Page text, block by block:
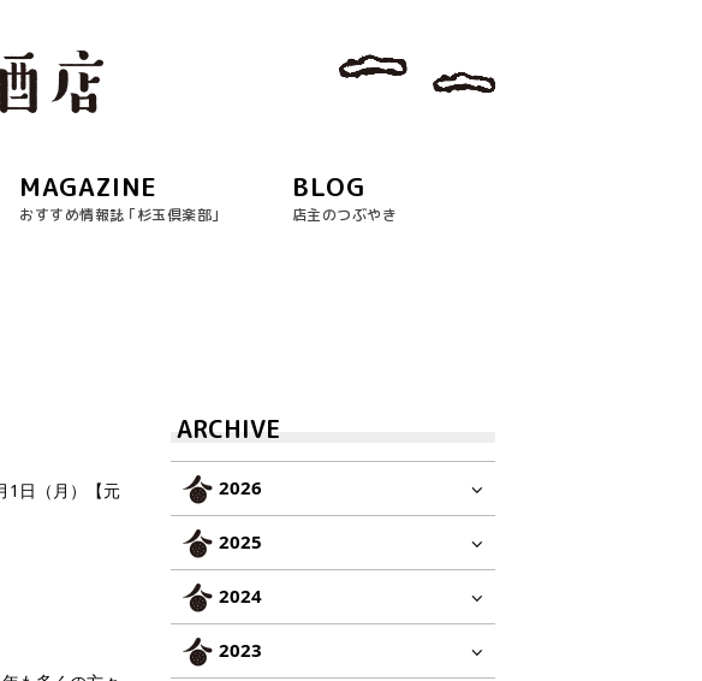
MAGAZINE
おすすめ情報誌 ｢杉玉倶楽部｣
BLOG
店主のつぶやき
1日（月）【元
ARCHIVE
2026
2025
2024
2023